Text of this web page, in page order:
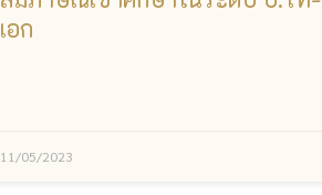
เอก
11/05/2023